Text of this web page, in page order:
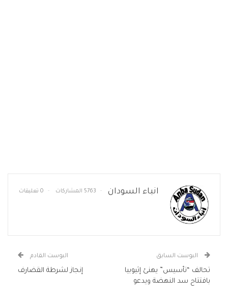
انباء السودان 5763 المشاركات 0 تعليقات
البوست السابق
تحالف “تأسيس” يهنئ إثيوبيا
بافتتاح سد النهضة ويدعو
البوست القادم
إنجاز لشرطة القضارف